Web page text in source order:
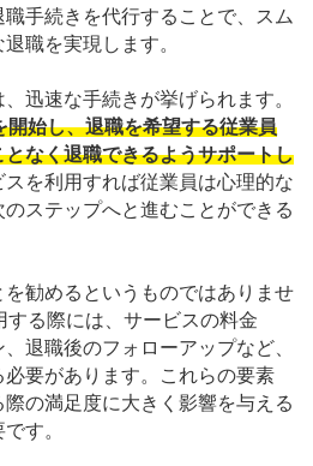
手続きを代行することで、スム
職を実現します。
迅速な手続きが挙げられます。
開始し、退職を希望する従業員
なく退職できるようサポートし
スを利用すれば従業員は心理的な
ステップへと進むことができる
勧めるというものではありませ
する際には、サービスの料金
退職後のフォローアップなど、
要があります。これらの要素
の満足度に大きく影響を与える
す。